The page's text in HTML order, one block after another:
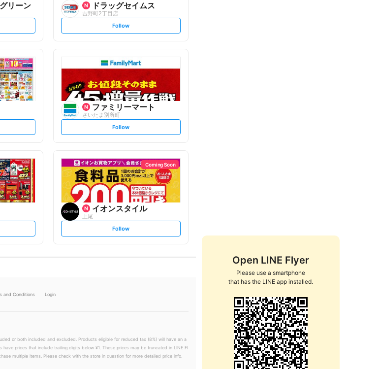
リーン ドラッグセイムス
吉野町2丁目店
s
t
o
w
Follow
ファミリーマート
さいたま別所町
s
t
l
o
w
Follow
Coming Soon
イオンスタイル
上尾
s
t
Follow
Open LINE Flyer
Please use a smartphone
that has the LINE app installed.
and Conditions Login
or both included and excluded. Products eligible for reduced tax (8%) will have an a
have prices that include trailing digits below ¥1. These prices may be truncated in LINE Fl
multiple items. Please check with the store in question for more detailed price info.